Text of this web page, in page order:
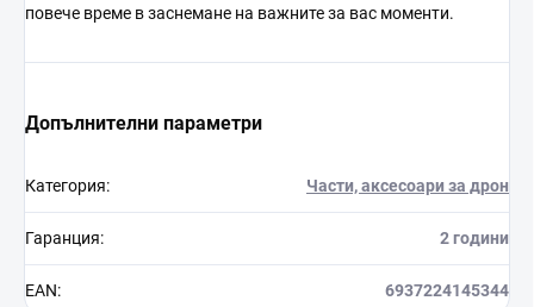
повече време в заснемане на важните за вас моменти.
Допълнителни параметри
Категория: Части, аксесоари за дрон
Гаранция: 2 години
EAN: 6937224145344